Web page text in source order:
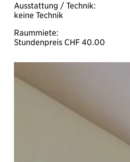
Ausstattung / Technik:
keine Technik
Raummiete:
Stundenpreis CHF 40.00